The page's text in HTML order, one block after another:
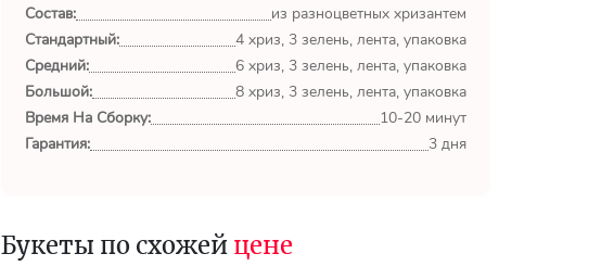
Состав:
из разноцветных хризантем
Стандартный:
4 хриз, 3 зелень, лента, упаковка
Средний:
6 хриз, 3 зелень, лента, упаковка
Большой:
8 хриз, 3 зелень, лента, упаковка
Время На Сборку:
10-20 минут
Гарантия:
3 дня
Букеты по схожей цене